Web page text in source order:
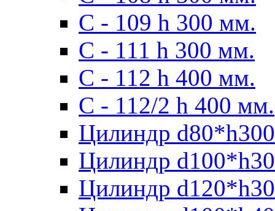
С - 109 h 300 мм.
С - 111 h 300 мм.
C - 112 h 400 мм.
С - 112/2 h 400 мм.
Цилиндр
Цилиндр
Цилиндр